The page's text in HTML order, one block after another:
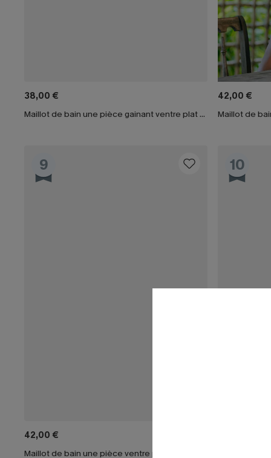
38,00 €
Maillot de bain une pièce gainant ventre plat à col V
42,00 €
9
42,00 €
10